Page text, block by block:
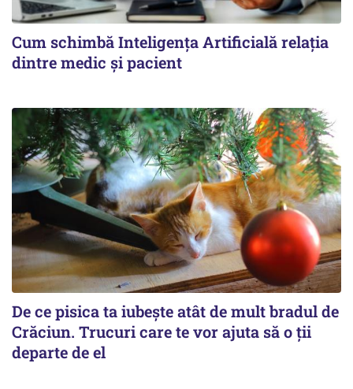
Cum schimbă Inteligența Artificială relația
dintre medic și pacient
De ce pisica ta iubește atât de mult bradul de
Crăciun. Trucuri care te vor ajuta să o ții
departe de el